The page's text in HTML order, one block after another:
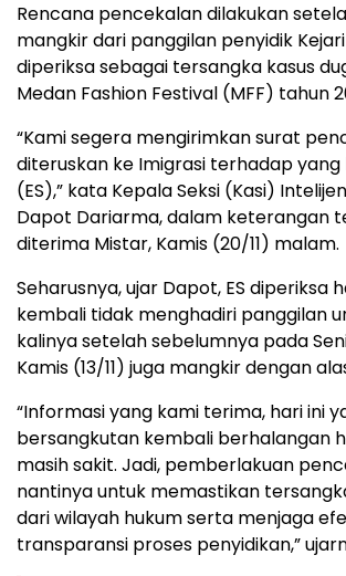
Rencana pencekalan dilakukan
mangkir dari panggilan penyidik
diperiksa sebagai tersangka kasus
Medan Fashion Festival (MFF) tahun
“Kami segera mengirimkan surat
diteruskan ke Imigrasi terhadap
(ES),” kata Kepala Seksi (Kasi)
Dapot Dariarma, dalam keterangan
diterima Mistar, Kamis (20/11) malam.
Seharusnya, ujar Dapot, ES diperiksa
kembali tidak menghadiri panggilan
kalinya setelah sebelumnya pada
Kamis (13/11) juga mangkir dengan
“Informasi yang kami terima, hari ini
bersangkutan kembali berhalangan
masih sakit. Jadi, pemberlakuan
nantinya untuk memastikan
dari wilayah hukum serta menjaga
transparansi proses penyidikan,”